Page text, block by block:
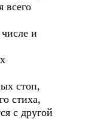
всего
и
стоп,
стиха,
с другой